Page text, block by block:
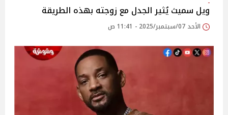
ويل سميث يُثير الجدل مع زوجته بهذه الطريقة
الأحد 07/سبتمبر/2025 - 11:41 ص